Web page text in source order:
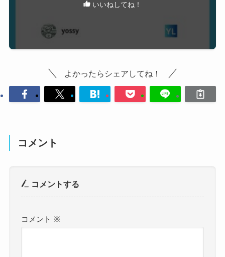
いいねしてね！
よかったらシェアしてね！
コメント
コメントする
コメント ※